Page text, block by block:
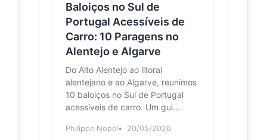
Baloiços no Sul de
Portugal Acessíveis de
Carro: 10 Paragens no
Alentejo e Algarve
Do Alto Alentejo ao litoral
alentejano e ao Algarve, reunimos
10 baloiços no Sul de Portugal
acessíveis de carro. Um gui...
Philippe Nopel 20/05/2026